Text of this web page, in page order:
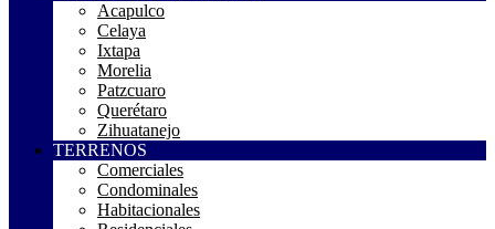
Acapulco
Celaya
Ixtapa
Morelia
Patzcuaro
Querétaro
Zihuatanejo
TERRENOS
Comerciales
Condominales
Habitacionales